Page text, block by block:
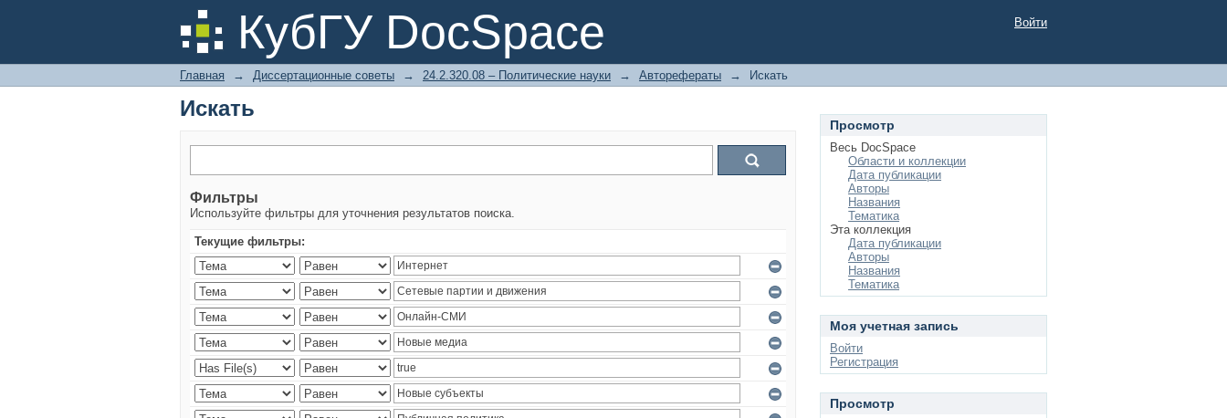
КубГУ DocSpace
Искать Войти
Главная → Диссертационные советы → 24.2.320.08 – Политические науки → Авторефераты → Искать
Искать
Фильтры
Используйте фильтры для уточнения результатов поиска.
Текущие фильтры:
Просмотр
Весь DocSpace
Области и коллекции
Дата публикации
Авторы
Названия
Тематика
Эта коллекция
Дата публикации
Авторы
Названия
Тематика
Моя учетная запись
Войти
Регистрация
Просмотр